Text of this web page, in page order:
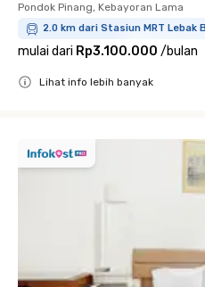
Pondok Pinang, Kebayoran Lama
2.0 km dari Stasiun MRT Lebak
mulai dari Rp3.100.000 /bulan
Lihat info lebih banyak